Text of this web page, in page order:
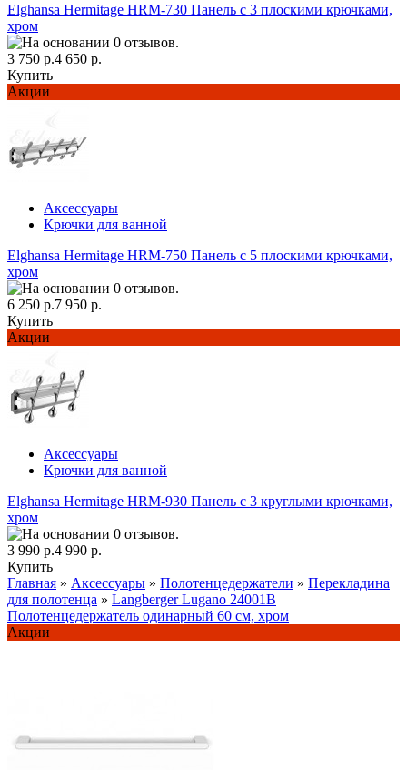
Elghansa Hermitage HRM-730 Панель с 3 плоскими крючками,
хром
3 750 р.4 650 р.
Купить
Акции
Аксессуары
Крючки для ванной
Elghansa Hermitage HRM-750 Панель с 5 плоскими крючками,
хром
6 250 р.7 950 р.
Купить
Акции
Аксессуары
Крючки для ванной
Elghansa Hermitage HRM-930 Панель с 3 круглыми крючками,
хром
3 990 р.4 990 р.
Купить
Главная » Аксессуары » Полотенцедержатели » Перекладина
для полотенца » Langberger Lugano 24001B
Полотенцедержатель одинарный 60 см, хром
Акции